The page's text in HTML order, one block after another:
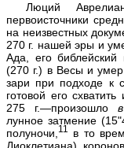
Люций
первоисточники
на неизвестных
270 г. нашей эры и
Ада, его
(270 г.) в Весы и
зари при подходе к
готовой его
275 г.—произошло
лунное затмение
полуночи, 11 в то